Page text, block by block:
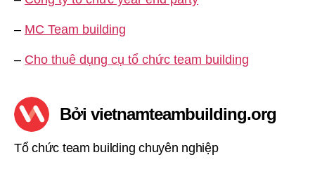
– MC Team building
– Cho thuê dụng cụ tổ chức team building
Bởi vietnamteambuilding.org
Tổ chức team building chuyên nghiệp